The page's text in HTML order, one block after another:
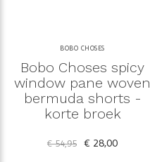
BOBO CHOSES
Bobo Choses spicy
window pane woven
bermuda shorts -
korte broek
€ 54,95 € 28,00